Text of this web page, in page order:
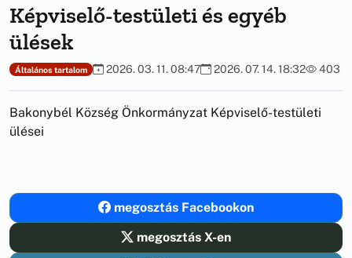
Képviselő-testületi és egyéb
ülések
Általános tartalom 2026. 03. 11. 08:47 2026. 07. 14. 18:32 403
Bakonybél Község Önkormányzat Képviselő-testületi
ülései
megosztás Facebookon
megosztás X-en